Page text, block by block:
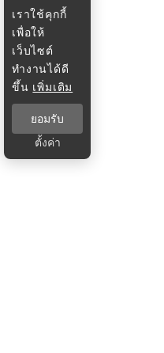
เราใช้คุกกี้
เพื่อให้
เว็บไซต์
ทำงานได้ดี
ขึ้น เพิ่มเติม
ยอมรับ
ตั้งค่า